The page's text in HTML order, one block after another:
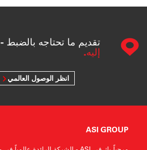
تقديم ما تحتاجه بالضبط -
إليه.
انظر الوصول العالمي
ASI GROUP